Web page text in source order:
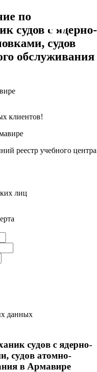
по
судов с ядерно-
судов
обслуживания
клиентов!
реестр учебного центра
лиц
данных
судов с ядерно-
судов атомно-
в Армавире